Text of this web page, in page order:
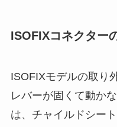
ISOFIXコネクター
ISOFIXモデルの取り
レバーが固くて動か
は、チャイルドシー